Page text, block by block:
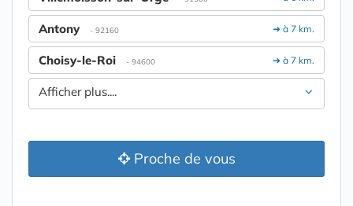
➔ à 7 km.
Antony - 92160
➔ à 7 km.
Choisy-le-Roi - 94600
Afficher plus....
Proche de vous